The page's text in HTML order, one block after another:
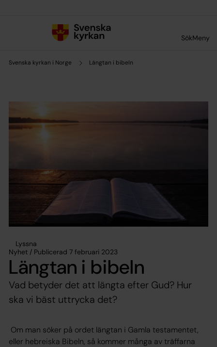
SökMeny
Svenska kyrkan i Norge Längtan i bibeln
Lyssna
Nyhet / Publicerad 7 februari 2023
Längtan i bibeln
Vad betyder det att längta efter Gud? Hur
ska vi bäst uttrycka det?
Om man söker på ordet längtan i Gamla testamentet,
eller hebreiska Bibeln, så kommer många av träffarna